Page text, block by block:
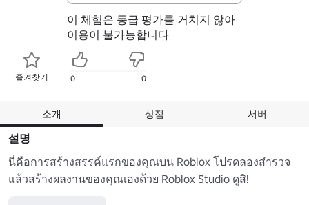
이 체험은 등급 평가를 거치지 않아
이용이 불가능합니다
즐겨찾기 0 0
소개 상점 서버
설명
นี่คือการสร้างสรรค์แรกของคุณบน Roblox โปรดลองสำรวจ
แล้วสร้างผลงานของคุณเองด้วย Roblox Studio ดูสิ!